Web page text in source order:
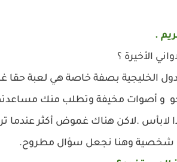
.
الأخيرة ؟
الخليجية بصفة خاصة هي لعبة حقا
و أصوات مخيفة وتطلب منك
لابأس .لاكن هناك غموض أكثر عندما
شخصية وهنا نجعل سؤال مطروح.